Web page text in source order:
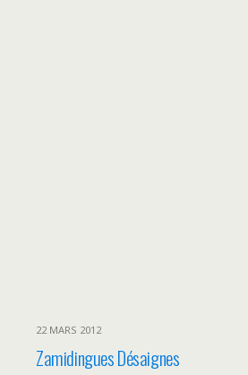
22 MARS 2012
Zamidingues Désaignes